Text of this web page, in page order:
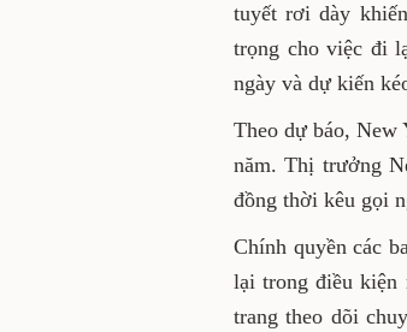
tuyết rơi dày
trọng cho việc đi
ngày và dự kiến
Theo dự báo, New
năm. Thị trưởng
đồng thời kêu gọi
Chính quyền các
lại trong điều kiện
trang theo dõi